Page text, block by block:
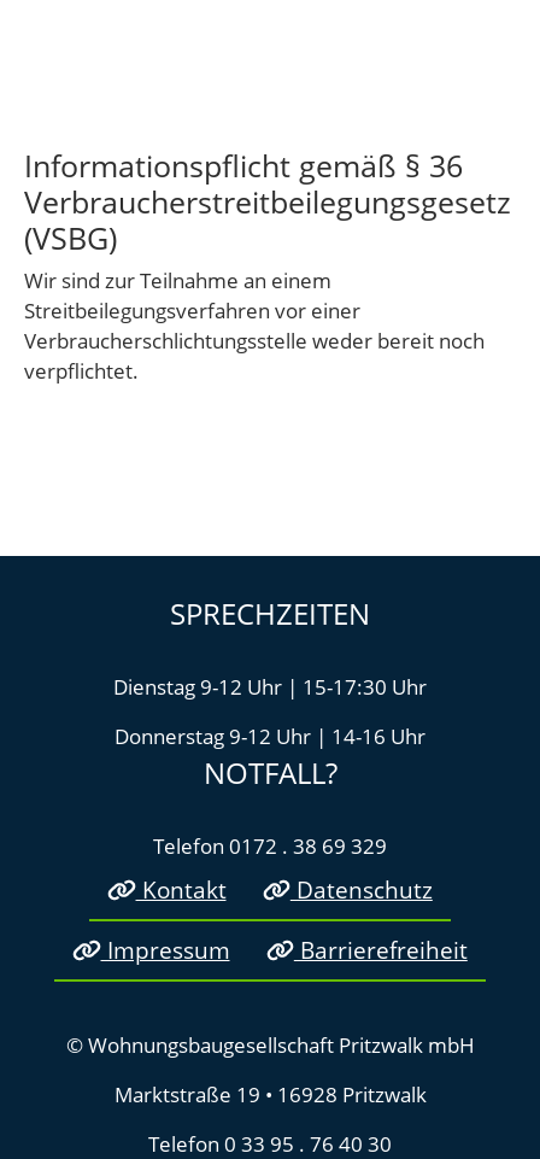
Informationspflicht gemäß § 36
Verbraucherstreitbeilegungsgesetz
(VSBG)
Wir sind zur Teilnahme an einem
Streitbeilegungsverfahren vor einer
Verbraucherschlichtungsstelle weder bereit noch
verpflichtet.
SPRECHZEITEN
Dienstag 9-12 Uhr | 15-17:30 Uhr
Donnerstag 9-12 Uhr | 14-16 Uhr
NOTFALL?
Telefon 0172 . 38 69 329
Kontakt
Datenschutz
Impressum
Barrierefreiheit
© Wohnungsbaugesellschaft Pritzwalk mbH
Marktstraße 19 • 16928 Pritzwalk
Telefon 0 33 95 . 76 40 30